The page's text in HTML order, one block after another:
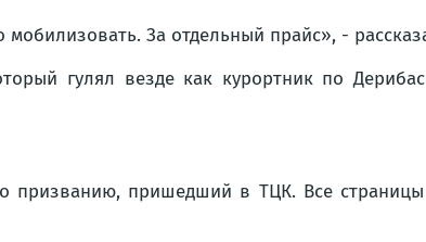
За отдельный прайс», -
гулял везде как курортник по
пришедший в ТЦК. Все страницы